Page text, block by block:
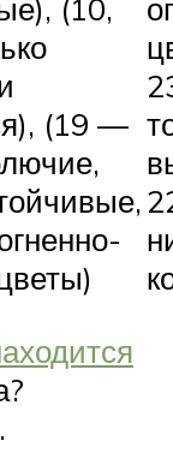
(10,
(19 —